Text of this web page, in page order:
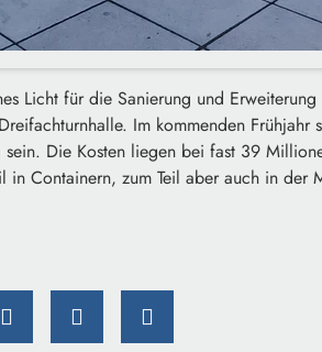
Licht für die Sanierung und
Im kommenden Frühjahr
Die Kosten liegen bei fast 39
in Containern, zum Teil aber auch in der